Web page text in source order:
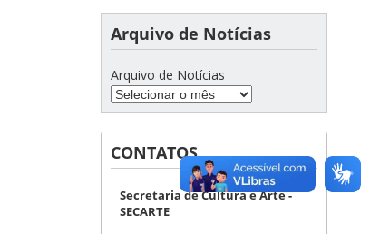
Arquivo de Notícias
Arquivo de Notícias
CONTATOS
Secretaria de Cultura e Arte -
SECARTE